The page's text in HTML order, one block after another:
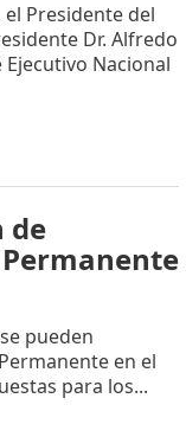
Presidente del
Dr. Alfredo
Nacional
de
pueden
en el
para los...